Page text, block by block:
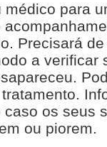
médico para
Precisará
a verificar
caso os seus
ou piorem.